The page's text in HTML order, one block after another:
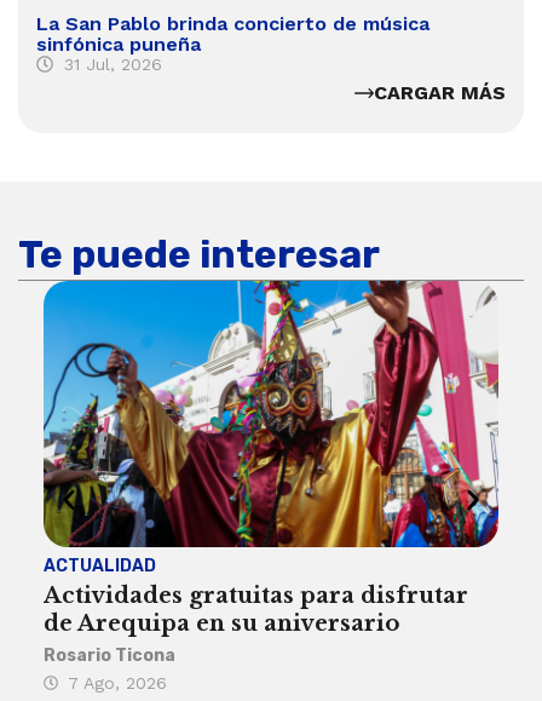
La San Pablo brinda concierto de música
sinfónica puneña
31 Jul, 2026
CARGAR MÁS
Te puede interesar
ACTUALIDAD
Actividades gratuitas para disfrutar
de Arequipa en su aniversario
Rosario Ticona
7 Ago, 2026